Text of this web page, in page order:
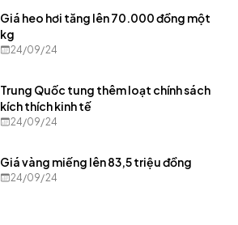
Giá heo hơi tăng lên 70.000 đồng một
kg
24/09/24
Trung Quốc tung thêm loạt chính sách
kích thích kinh tế
24/09/24
Giá vàng miếng lên 83,5 triệu đồng
24/09/24